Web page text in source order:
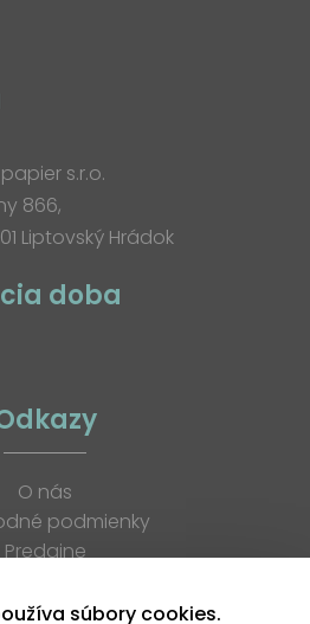
papier s.r.o.
866,
Liptovský Hrádok
doba
O nás
podmienky
Predajne
stiahnutiusúbory cookies.